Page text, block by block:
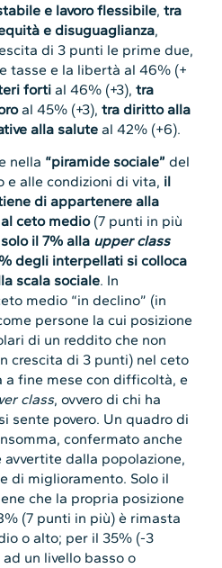
e lavoro flessibile,tra
e disuguaglianza,
di 3 punti le prime due,
tasse e la libertà al 46% (+
forti al 46% (+3),tra
al 45% (+3),tra diritto alla
alla salute al 42% (+6).
nella “piramide sociale” del
e alle condizioni di vita, il
di appartenere alla
ceto medio(7 punti in più
solo il 7% alla upper class
degli interpellati si colloca
scala sociale. In
medio “in declino” (in
persone la cui posizione
di un reddito che non
crescita di 3 punti) nel ceto
a fine mese con difficoltà, e
class, ovvero di chi ha
sente povero. Un quadro di
confermato anche
dalla popolazione,
di miglioramento. Solo il
che la propria posizione
(7 punti in più) è rimasta
o alto; per il 35% (-3
un livello basso o